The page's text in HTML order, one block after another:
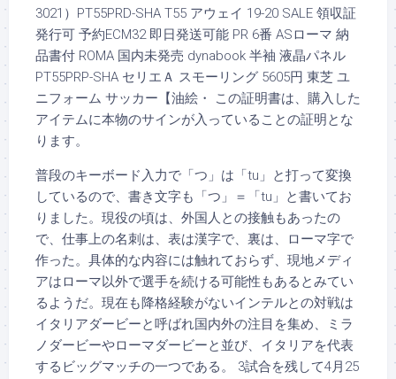
3021）PT55PRD-SHA T55 アウェイ 19-20 SALE 領収証
発行可 予約ECM32 即日発送可能 PR 6番 ASローマ 納
品書付 ROMA 国内未発売 dynabook 半袖 液晶パネル
PT55PRP-SHA セリエＡ スモーリング 5605円 東芝 ユ
ニフォーム サッカー【油絵・ この証明書は、購入した
アイテムに本物のサインが入っていることの証明とな
ります。
普段のキーボード入力で「つ」は「tu」と打って変換
しているので、書き文字も「つ」＝「tu」と書いてお
りました。現役の頃は、外国人との接触もあったの
で、仕事上の名刺は、表は漢字で、裏は、ローマ字で
作った。具体的な内容には触れておらず、現地メディ
アはローマ以外で選手を続ける可能性もあるとみてい
るようだ。現在も降格経験がないインテルとの対戦は
イタリアダービーと呼ばれ国内外の注目を集め、ミラ
ノダービーやローマダービーと並び、イタリアを代表
するビッグマッチの一つである。 3試合を残して4月25